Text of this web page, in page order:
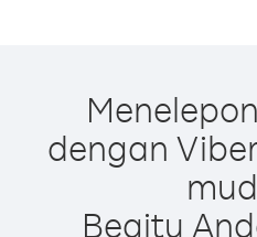
dengan
Begitu